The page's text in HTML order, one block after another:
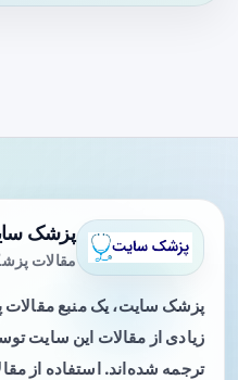
پزشک
مقالات
پزشک سایت، یک منبع
زیادی از مقالات این سایت
ترجمه شده‌اند. استفاده از